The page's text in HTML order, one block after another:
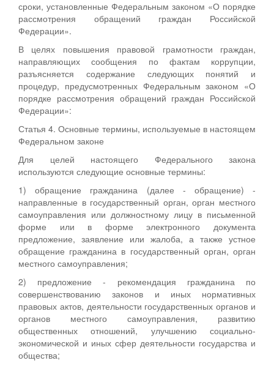
сроки, установленные Федеральным законом «О порядке
рассмотрения обращений граждан Российской
Федерации».
В целях повышения правовой грамотности граждан,
направляющих сообщения по фактам коррупции,
разъясняется содержание следующих понятий и
процедур, предусмотренных Федеральным законом «О
порядке рассмотрения обращений граждан Российской
Федерации»:
Статья 4. Основные термины, используемые в настоящем
Федеральном законе
Для целей настоящего Федерального закона
используются следующие основные термины:
1) обращение гражданина (далее - обращение) -
направленные в государственный орган, орган местного
самоуправления или должностному лицу в письменной
форме или в форме электронного документа
предложение, заявление или жалоба, а также устное
обращение гражданина в государственный орган, орган
местного самоуправления;
2) предложение - рекомендация гражданина по
совершенствованию законов и иных нормативных
правовых актов, деятельности государственных органов и
органов местного самоуправления, развитию
общественных отношений, улучшению социально-
экономической и иных сфер деятельности государства и
общества;